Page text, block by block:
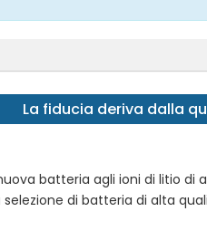
La fiducia deriva dalla
batteria agli ioni di litio di
di batteria di alta